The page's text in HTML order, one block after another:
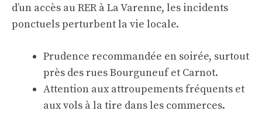
d’un accès au RER à La Varenne, les incidents
ponctuels perturbent la vie locale.
Prudence recommandée en soirée, surtout
près des rues Bourguneuf et Carnot.
Attention aux attroupements fréquents et
aux vols à la tire dans les commerces.